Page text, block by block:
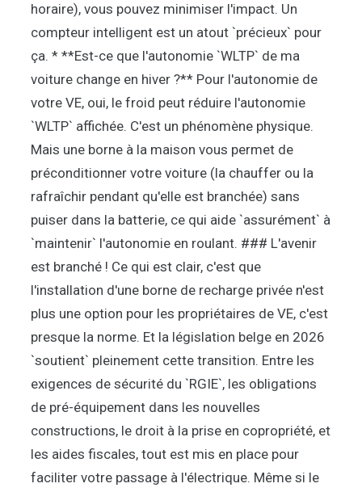
horaire), vous pouvez minimiser l'impact. Un
compteur intelligent est un atout `précieux` pour
ça. * **Est-ce que l'autonomie `WLTP` de ma
voiture change en hiver ?** Pour l'autonomie de
votre VE, oui, le froid peut réduire l'autonomie
`WLTP` affichée. C'est un phénomène physique.
Mais une borne à la maison vous permet de
préconditionner votre voiture (la chauffer ou la
rafraîchir pendant qu'elle est branchée) sans
puiser dans la batterie, ce qui aide `assurément` à
`maintenir` l'autonomie en roulant. ### L'avenir
est branché ! Ce qui est clair, c'est que
l'installation d'une borne de recharge privée n'est
plus une option pour les propriétaires de VE, c'est
presque la norme. Et la législation belge en 2026
`soutient` pleinement cette transition. Entre les
exigences de sécurité du `RGIE`, les obligations
de pré-équipement dans les nouvelles
constructions, le droit à la prise en copropriété, et
les aides fiscales, tout est mis en place pour
faciliter votre passage à l'électrique. Même si le